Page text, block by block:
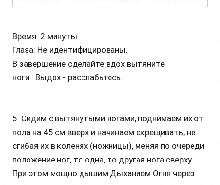
Время: 2 минуты
Глаза: Не идентифицированы.
В завершение сделайте вдох вытяните
ноги. Выдох - расслабьтесь.
5. Сидим с вытянутыми ногами, поднимаем их от
пола на 45 см вверх и начинаем скрещивать, не
сгибая их в коленях (ножницы), меняя по очереди
положение ног, то одна, то другая нога сверху.
При этом мощно дышим Дыханием Огня через